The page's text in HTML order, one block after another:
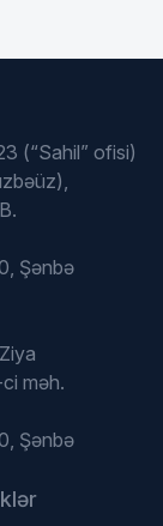
(“Sahil” ofisi)
Şənbə
məh.
Şənbə